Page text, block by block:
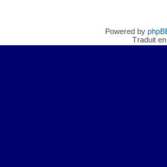
Powered by
Traduit